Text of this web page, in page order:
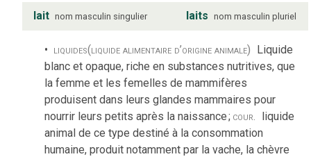
lait nom masculin singulier laits nom masculin pluriel
liquides(liquide alimentaire d’origine animale) Liquide
blanc et opaque, riche en substances nutritives, que
la femme et les femelles de mammifères
produisent dans leurs glandes mammaires pour
nourrir leurs petits après la naissance; cour. liquide
animal de ce type destiné à la consommation
humaine, produit notamment par la vache, la chèvre